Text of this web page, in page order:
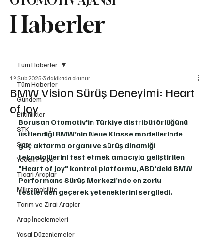
Haberler
Tüm Haberler
Gündem
Etkinlikler
STK
Spor
Yedek Parça
Ticari Araçlar
Mikromobilite
Tarım ve Zirai Araçlar
Araç İncelemeleri
Yasal Düzenlemeler
Tüm Haberler
BMW Vision Sürüş Deneyimi: Heart
of Joy
19 Şub 2025 3 dakikada okunur
Borusan Otomotiv'in Türkiye distribütörlüğünü
üstlendiği BMW’nin Neue Klasse modellerinde
güç aktarma organı ve sürüş dinamiği
teknolojilerini test etmek amacıyla geliştirilen
"Heart of Joy" kontrol platformu, ABD’deki BMW
Performans Sürüş Merkezi’nde en zorlu
testlerden geçerek yeteneklerini sergiledi.